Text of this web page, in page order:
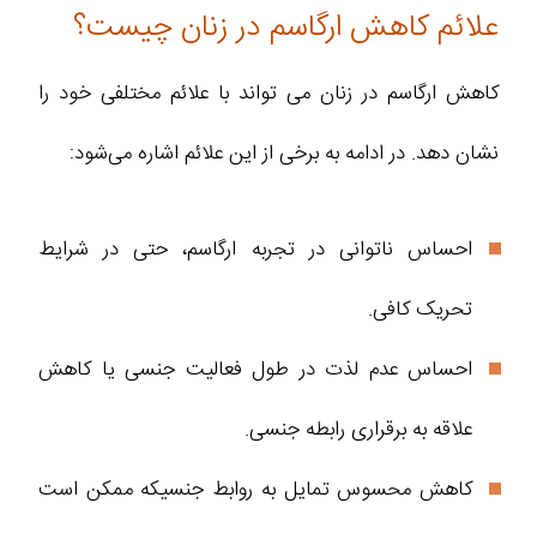
علائم کاهش ارگاسم در زنان چیست؟
کاهش ارگاسم در زنان می‌ تواند با علائم مختلفی خود را
نشان دهد. در ادامه به برخی از این علائم اشاره می‌شود:
احساس ناتوانی در تجربه ارگاسم، حتی در شرایط
تحریک کافی.
احساس عدم لذت در طول فعالیت جنسی یا کاهش
علاقه به برقراری رابطه جنسی.
کاهش محسوس تمایل به روابط جنسیکه ممکن است